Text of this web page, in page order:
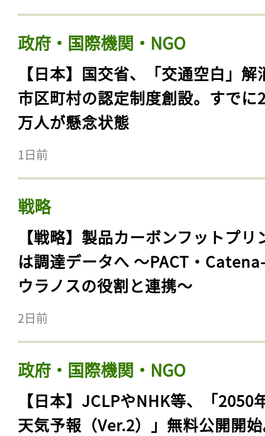
政府・国際機関・NGO
【日本】国交省、「交通空白」解
市区町村の認定制度創設。すでに
万人が懸念状態
1日前
戦略
【戦略】製品カーボンフットプリ
は調達データへ 〜PACT・
ウラノスの役割と連携〜
2日前
政府・国際機関・NGO
【日本】JCLPやNHK等、「2050
天気予報（Ver.2）」無料公開開